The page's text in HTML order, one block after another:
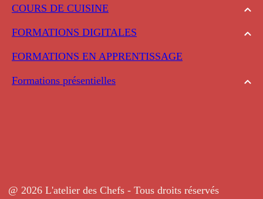
COURS DE CUISINE
FORMATIONS DIGITALES
FORMATIONS EN APPRENTISSAGE
Formations présentielles
@ 2026 L'atelier des Chefs - Tous droits réservés